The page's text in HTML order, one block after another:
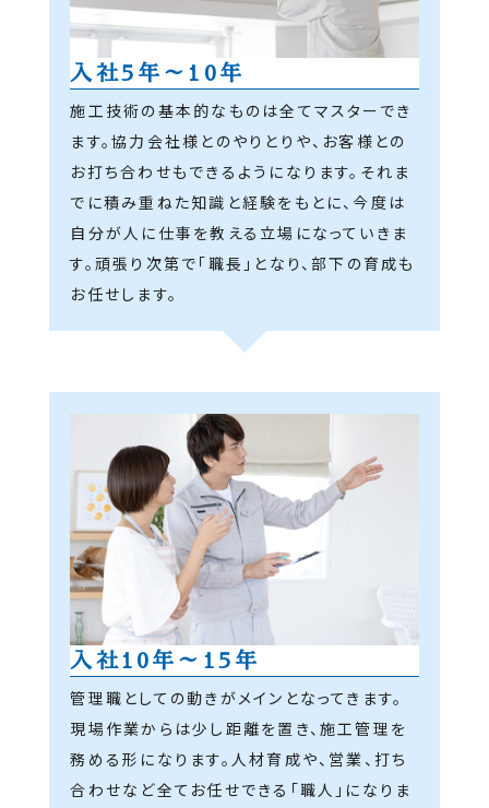
入社5年～10年
施工技術の基本的なものは全てマスターでき
ます。協力会社様とのやりとりや、お客様との
お打ち合わせもできるようになります。それま
でに積み重ねた知識と経験をもとに、今度は
自分が人に仕事を教える立場になっていきま
す。頑張り次第で「職長」となり、部下の育成も
お任せします。
入社10年～15年
管理職としての動きがメインとなってきます。
現場作業からは少し距離を置き、施工管理を
務める形になります。人材育成や、営業、打ち
合わせなど全てお任せできる「職人」になりま